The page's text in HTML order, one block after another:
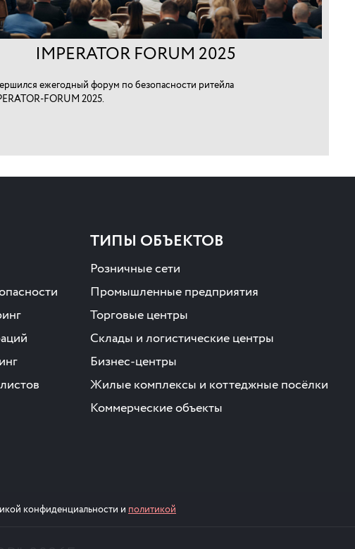
IMPERATOR FORUM 2025
ежегодный форум по безопасности ритейла
FORUM 2025.
ТИПЫ ОБЪЕКТОВ
Розничные сети
Промышленные предприятия
Торговые центры
Склады и логистические центры
Бизнес-центры
Жилые комплексы и коттеджные посёлки
Коммерческие объекты
конфиденциальности и политикой